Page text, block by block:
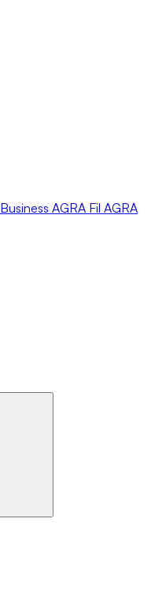
Business AGRA Fil AGRA